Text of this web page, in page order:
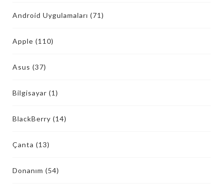
Android Uygulamaları (71)
Apple (110)
Asus (37)
Bilgisayar (1)
BlackBerry (14)
Çanta (13)
Donanım (54)